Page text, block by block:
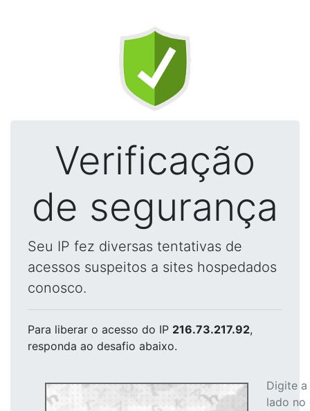
Verificação
de segurança
Seu IP fez diversas tentativas de
acessos suspeitos a sites hospedados
conosco.
Para liberar o acesso do IP 216.73.217.92,
responda ao desafio abaixo.
Digite
lado no